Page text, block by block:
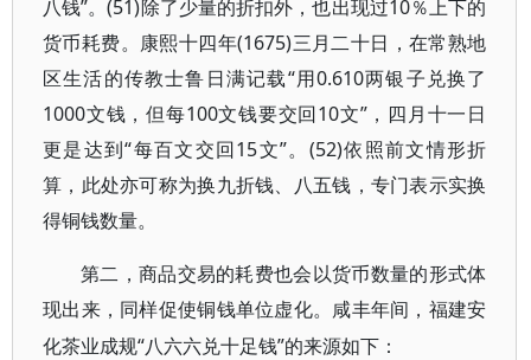
八钱”。(51)除了少量的折扣外，也出现过10％上下的
货币耗费。康熙十四年(1675)三月二十日，在常熟地
区生活的传教士鲁日满记载“用0.610两银子兑换了
1000文钱，但每100文钱要交回10文”，四月十一日
更是达到“每百文交回15文”。(52)依照前文情形折
算，此处亦可称为换九折钱、八五钱，专门表示实换
得铜钱数量。
第二，商品交易的耗费也会以货币数量的形式体
现出来，同样促使铜钱单位虚化。咸丰年间，福建安
化茶业成规“八六六兑十足钱”的来源如下：